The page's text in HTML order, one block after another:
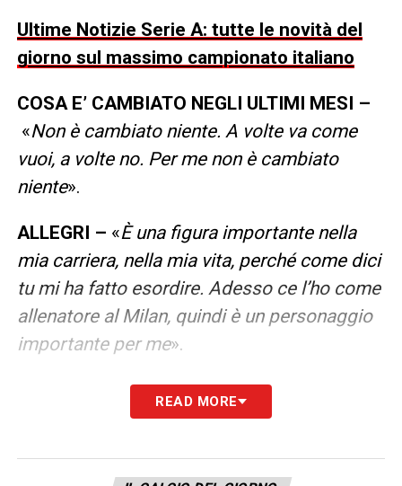
Ultime Notizie Serie A: tutte le novità del
giorno sul massimo campionato italiano
COSA E’ CAMBIATO NEGLI ULTIMI MESI –
«Non è cambiato niente. A volte va come
vuoi, a volte no. Per me non è cambiato
niente».
ALLEGRI – «È una figura importante nella
mia carriera, nella mia vita, perché come dici
tu mi ha fatto esordire. Adesso ce l’ho come
allenatore al Milan, quindi è un personaggio
importante per me».
COME UN FIGLIO PER ALLEGRI –
non lo so, devi chiedere a lui, però per me è
cosa ti puoi aspettare da lui, non è che un
READ MORE